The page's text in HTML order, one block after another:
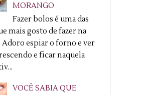
MORANGO
Fazer bolos é uma das
mais gosto de fazer na
Adoro espiar o forno e ver
e ficar naquela
VOCÊ SABIA QUE